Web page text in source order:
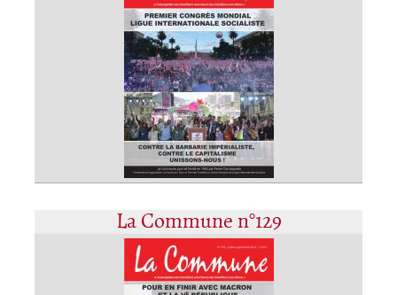
La Commune n°129